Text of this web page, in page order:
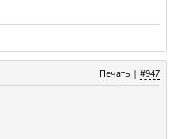
Печать | #947